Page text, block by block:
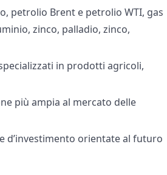
petrolio Brent e petrolio WTI, gas
zinco, palladio, zinco,
in prodotti agricoli,
più ampia al mercato delle
d’investimento orientate al futuro